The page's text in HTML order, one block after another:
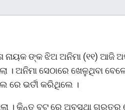
ଙ୍କ ଝିଅ ଅନିମା (୧୧) ଆଜି
ସେଠାରେ ଖେଳୁଥିବା ବେଳେ
ରେ ଭର୍ତୀ କରିଥିଲେ ।
। କିନ୍ତୁ ବଟ ରେ ଅବସ୍ଥା ଗୁରୁତର